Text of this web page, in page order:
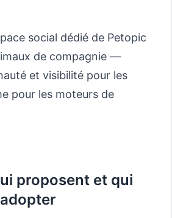
social dédié de Petopic
de compagnie —
et visibilité pour les
pour les moteurs de
proposent et qui